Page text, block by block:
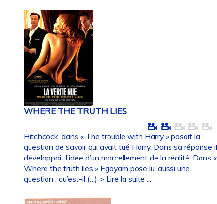
WHERE THE TRUTH LIES
Hitchcock, dans « The trouble with Harry » posait la
question de savoir qui avait tué Harry. Dans sa réponse il
développait l’idée d’un morcellement de la réalité. Dans «
Where the truth lies » Egoyam pose lui aussi une
question : qu’est-il (…) > Lire la suite ...